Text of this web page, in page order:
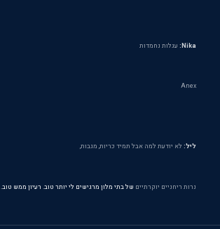
Nika: עגלות נחמדות
Anex
ליל: לא יודעת למה אבל תמיד כריות, מגבות,
נרות ריחניים יוקרתיים של בתי מלון מרגישים לי יותר טוב. רעיון ממש טוב.